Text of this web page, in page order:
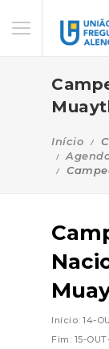
Início
Início: 14-
Fim: 15-